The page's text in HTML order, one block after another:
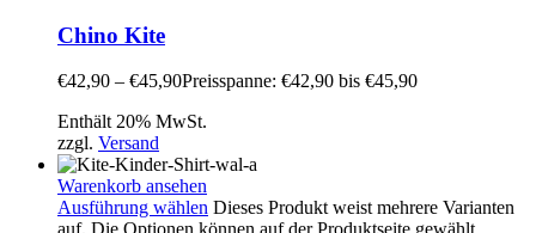
Chino Kite
€42,90 – €45,90Preisspanne: €42,90 bis €45,90
Enthält 20% MwSt.
zzgl. Versand
Warenkorb ansehen
Ausführung wählen Dieses Produkt weist mehrere Varianten